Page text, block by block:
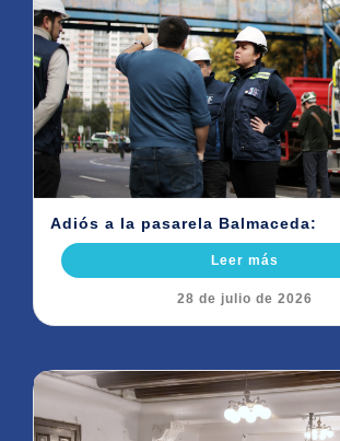
Adiós a la pasarela Balmaceda:
Leer más
28 de julio de 2026